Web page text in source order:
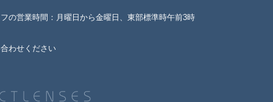
の営業時間：月曜日から金曜日、東部標準時午前3時
わせください